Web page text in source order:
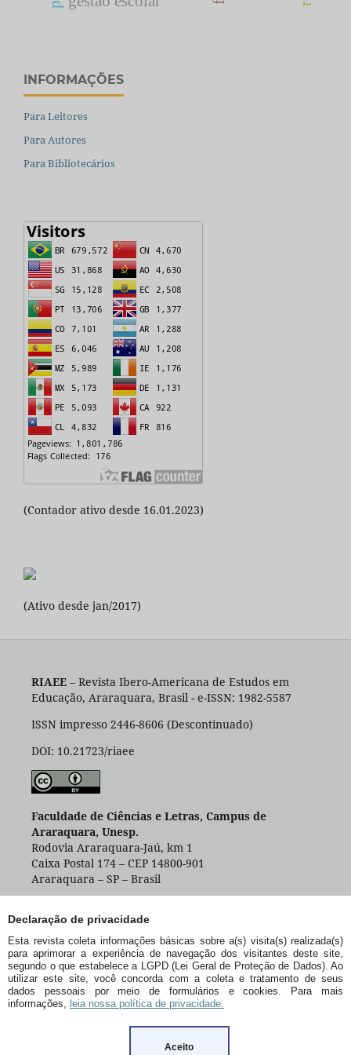
Declaração de privacidade
Esta revista coleta informações básicas sobre a(s) visita(s) realizada(s)
para aprimorar a experiência de navegação dos visitantes deste site,
segundo o que estabelece a LGPD (Lei Geral de Proteção de Dados). Ao
utilizar este site, você concorda com a coleta e tratamento de seus
dados pessoais por meio de formulários e cookies. Para mais
informações, leia nossa política de privacidade.
Aceito
INFORMAÇÕES
Para Leitores
Para Autores
Para Bibliotecários
(Contador ativo desde 16.01.2023)
(Ativo desde jan/2017)
RIAEE– Revista Ibero-Americana de Estudos em
Educação, Araraquara, Brasil - e-ISSN: 1982-5587
ISSN impresso 2446-8606 (Descontinuado)
DOI: 10.21723/riaee
Faculdade de Ciências e Letras, Campus de
Araraquara, Unesp.
Rodovia Araraquara-Jaú, km 1
Caixa Postal 174 – CEP 14800-901
Araraquara – SP – Brasil